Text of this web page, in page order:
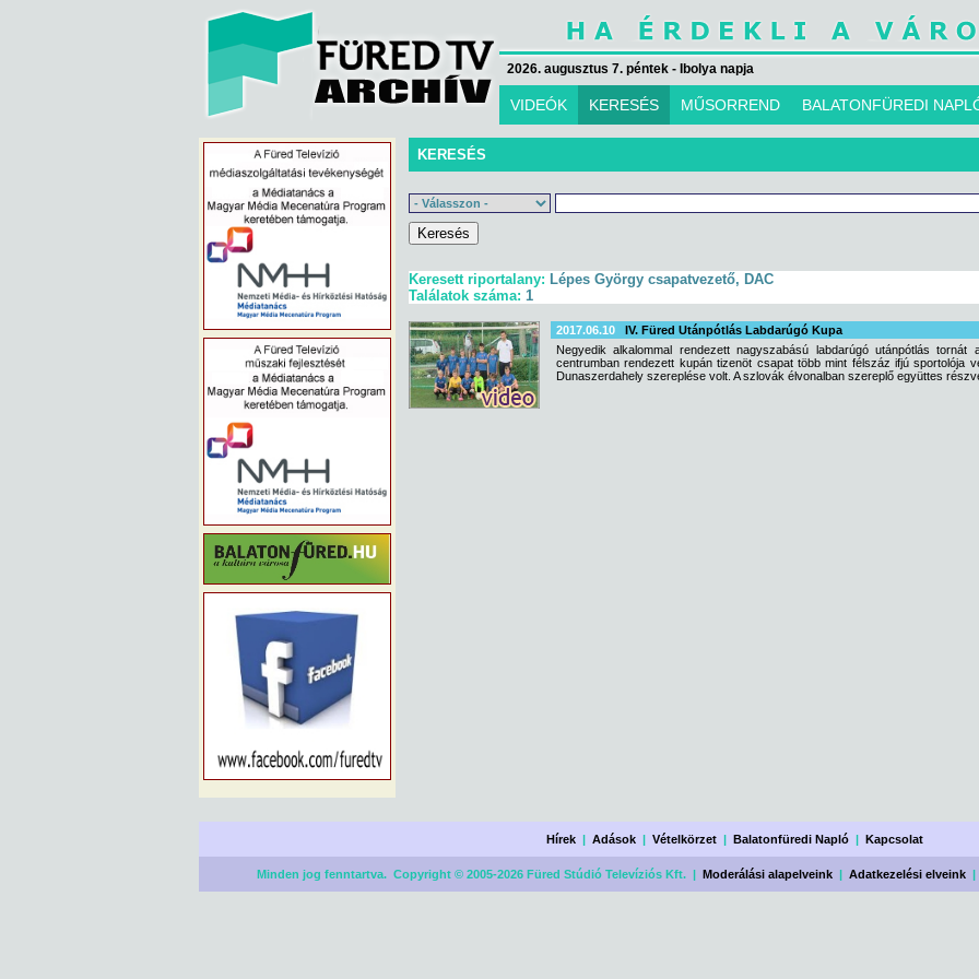
2026. augusztus 7. péntek - Ibolya napja
VIDEÓK KERESÉS MŰSORREND BALATONFÜREDI
KERESÉS
Keresett riportalany: Lépes György csapatvezető, DAC
Találatok száma: 1
2017.06.10
IV. Füred Utánpótlás Labdarúgó Kupa
Negyedik alkalommal rendezett nagyszabású labdarúgó utánpótlás
centrumban rendezett kupán tizenöt csapat több mint félszáz ifjú sportolója
Dunaszerdahely szereplése volt. A szlovák élvonalban szereplő együttes
Hírek| Adások| Vételkörzet| Balatonfüredi Napló| Kapcsolat
Minden jog fenntartva. Copyright © 2005-2026 Füred Stúdió Televíziós Kft. | Moderálási alapelveink | Adatkezelési elveink |